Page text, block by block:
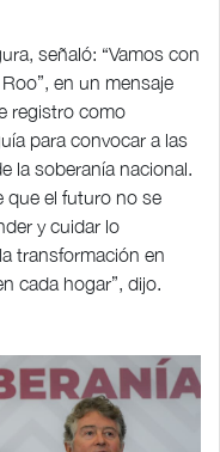
señaló: “Vamos con
en un mensaje
registro como
para convocar a las
la soberanía nacional.
que el futuro no se
y cuidar lo
transformación en
cada hogar”, dijo.